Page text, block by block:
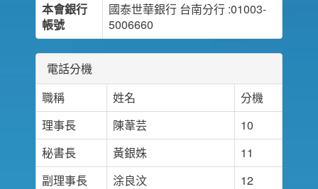
本會銀行
帳號
國泰世華銀行 台南分行 :01003-
5006660
電話分機
職稱
姓名
分機
理事長
陳葦芸
10
秘書長
黃銀姝
11
副理事長
涂良汶
12